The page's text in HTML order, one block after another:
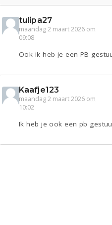
tulipa27
maandag 2 maart 2026 om
09:08
Ook ik heb je een PB
Kaafje123
maandag 2 maart 2026 om
10:02
Ik heb je ook een pb